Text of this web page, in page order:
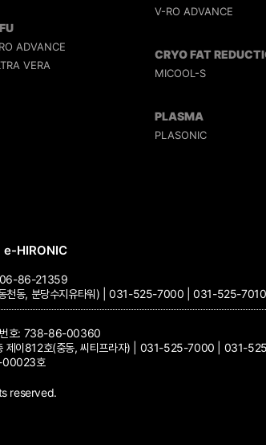
ADVANCE
VERA
V-RO ADVANCE
CRYO FAT
MICOOL-S
PLASMA
PLASONIC
e-HIRONIC
206-86-21359
(동천동, 분당수지유타워) | 031-525-7000 | 031-525-
번호: 738-86-00360
층 제이812호(중동, 씨티프라자) | 031-525-7000 | 031-
00023호
reserved.